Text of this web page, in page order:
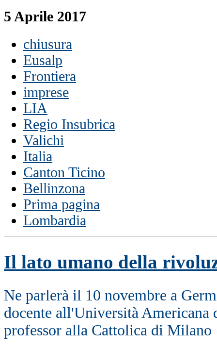
5 Aprile 2017
chiusura
Eusalp
Frontiera
imprese
LIA
Regio Insubrica
Valichi
Italia
Canton Ticino
Bellinzona
Prima pagina
Lombardia
Il lato umano della
Ne parlerà il 10 novembre a
docente all'Università Americana
professor alla Cattolica di Milano